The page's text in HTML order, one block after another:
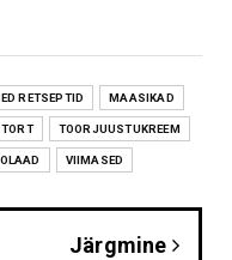
RETSEPTID MAASIKAD
TORT TOORJUUSTUKREEM
VIIMASED
Järgmine